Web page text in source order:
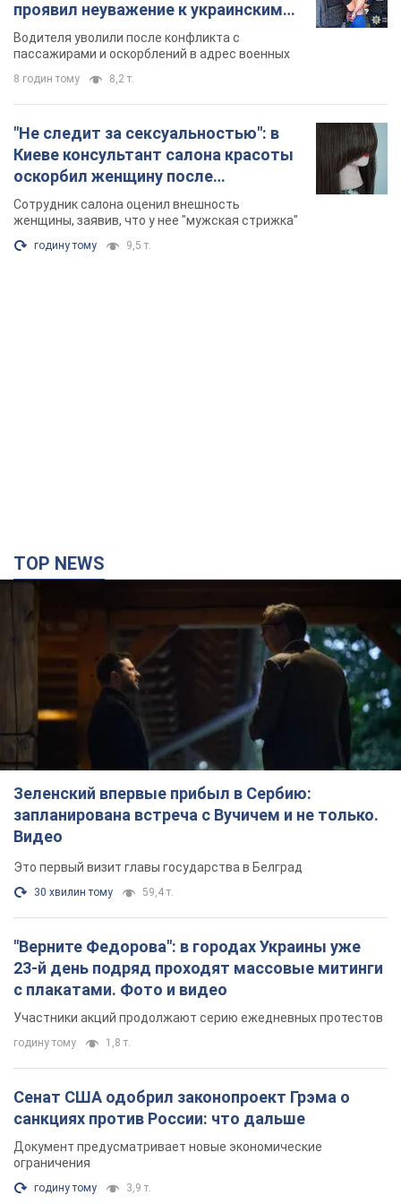
TOP NEWS
"Верните Федорова": в городах Украины уже
23-й день подряд проходят массовые митинги
с плакатами. Фото и видео
Участники акций продолжают серию ежедневных протестов
1,8 т.
Сенат США одобрил законопроект Грэма о
санкциях против России: что дальше
Документ предусматривает новые экономические
ограничения
годину тому 3,9 т.